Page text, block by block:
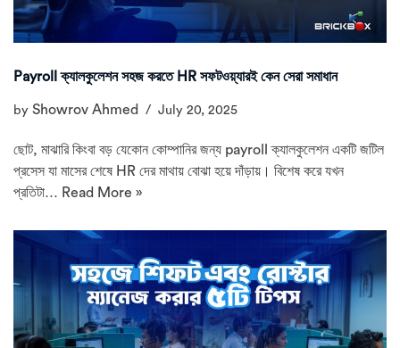
Payroll ক্যালকুলেশন সহজ করতে HR সফটওয়্যারই কেন সেরা সমাধান
by Showrov Ahmed July 20, 2025
ছোট, মাঝারি কিংবা বড় যেকোন কোম্পানির জন্য payroll ক্যালকুলেশন একটি জটিল
প্রসেস যা মাসের শেষে HR দের মাথায় বোঝা হয়ে দাঁড়ায়। বিশেষ করে যখন
প্রতিটা… Read More »